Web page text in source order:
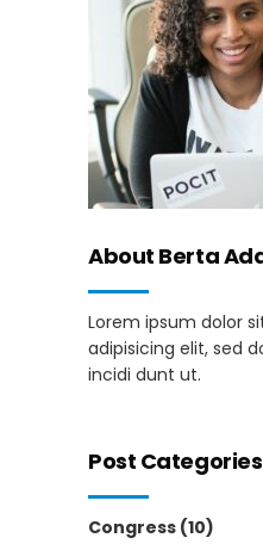
About Berta
Lorem ipsum dolor
adipisicing elit, sed
incidi dunt ut.
Post Categories
Congress (10)